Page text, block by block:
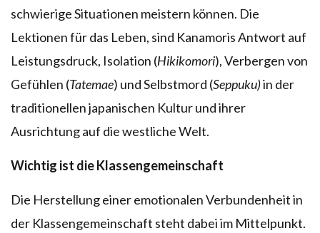
schwierige Situationen meistern können. Die
Lektionen für das Leben, sind Kanamoris Antwort auf
Leistungsdruck, Isolation (Hikikomori), Verbergen von
Gefühlen (Tatemae) und Selbstmord (Seppuku)in der
traditionellen japanischen Kultur und ihrer
Ausrichtung auf die westliche Welt.
Wichtig ist die Klassengemeinschaft
Die Herstellung einer emotionalen Verbundenheit in
der Klassengemeinschaft steht dabei im Mittelpunkt.